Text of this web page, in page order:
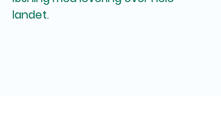
landet.